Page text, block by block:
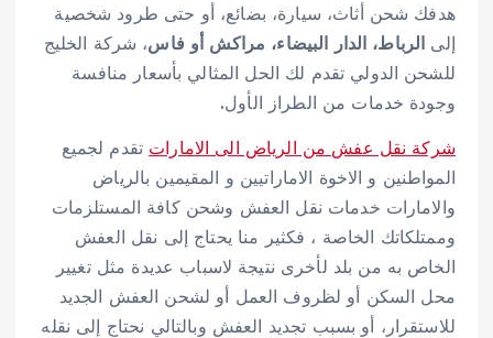
هدفك شحن أثاث، سيارة، بضائع، أو حتى طرود شخصية
إلى الرباط، الدار البيضاء، مراكش أو فاس، شركة الخليج
للشحن الدولي تقدم لك الحل المثالي بأسعار منافسة
وجودة خدمات من الطراز الأول.
شركة نقل عفش من الرياض الى الامارات تقدم لجميع
المواطنين و الاخوة الاماراتيين و المقيمين بالرياض
والامارات خدمات نقل العفش وشحن كافة المستلزمات
وممتلكاتك الخاصة ، فكثير منا يحتاج إلى نقل العفش
الخاص به من بلد لأخرى نتيجة لاسباب عديدة مثل تغيير
محل السكن أو لظروف العمل أو لشحن العفش الجديد
للاستقرار، أو بسبب تجديد العفش وبالتالي نحتاج إلى نقله